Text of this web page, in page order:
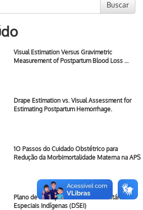
Buscar
Visual Estimation Versus Gravimetric
Measurement of Postpartum Blood Loss …
Drape Estimation vs. Visual Assessment for
Estimating Postpartum Hemorrhage.
1O Passos do Cuidado Obstétrico para
Redução da Morbimortalidade Materna na APS
Plano de Parto para os Distritos Sanitários
Especiais Indígenas (DSEI)